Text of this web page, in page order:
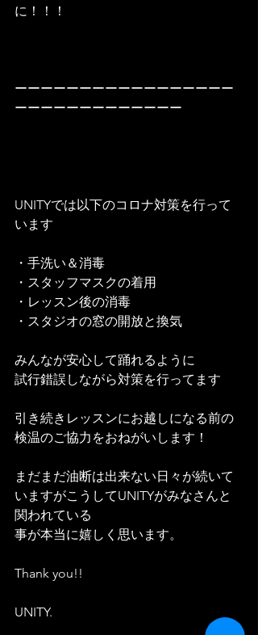
に！！！
ーーーーーーーーーーーーーーーーー
ーーーーーーーーーーーーー
UNITYでは以下のコロナ対策を行って
います
・手洗い＆消毒
・スタッフマスクの着用
・レッスン後の消毒
・スタジオの窓の開放と換気
みんなが安心して踊れるように
試行錯誤しながら対策を行ってます
引き続きレッスンにお越しになる前の
検温のご協力をおねがいします！
まだまだ油断は出来ない日々が続いて
いますがこうしてUNITYがみなさんと
関われている
事が本当に嬉しく思います。
Thank you!!
UNITY.